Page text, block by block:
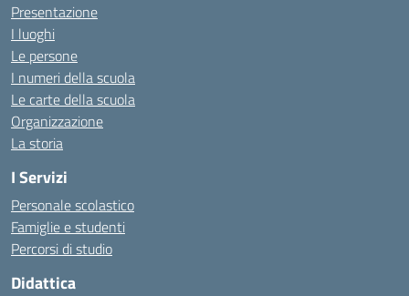
Presentazione
I luoghi
Le persone
I numeri della scuola
Le carte della scuola
Organizzazione
La storia
I Servizi
Personale scolastico
Famiglie e studenti
Percorsi di studio
Didattica